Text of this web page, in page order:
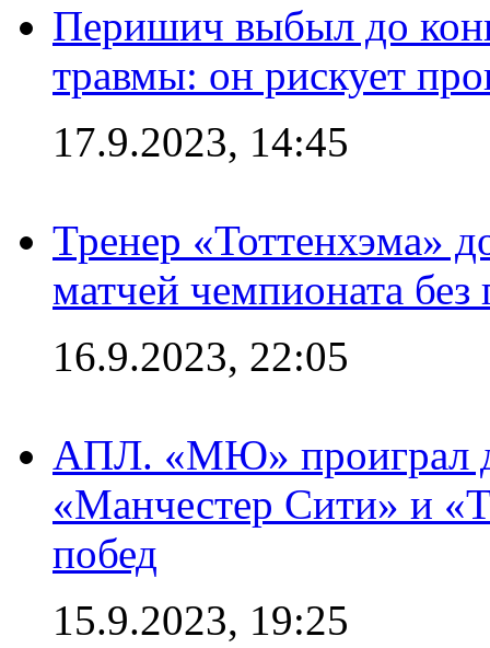
Перишич выбыл до
травмы: он рискует
17.9.2023, 14:45
Тренер «Тоттенхэма»
матчей чемпионата
16.9.2023, 22:05
АПЛ. «МЮ» проиграл
«Манчестер Сити» и
побед
15.9.2023, 19:25